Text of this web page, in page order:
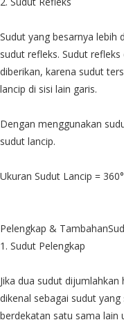
Sudut yang besarnya lebih
sudut refleks. Sudut
diberikan, karena sudut
lancip di sisi lain garis.
Dengan menggunakan
sudut lancip.
Ukuran Sudut Lancip =
Pelengkap &
1. Sudut Pelengkap
Jika dua sudut
dikenal sebagai sudut
berdekatan satu sama lain